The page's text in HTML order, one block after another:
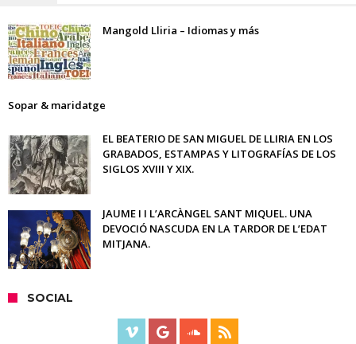
Mangold Lliria – Idiomas y más
Sopar & maridatge
EL BEATERIO DE SAN MIGUEL DE LLIRIA EN LOS
GRABADOS, ESTAMPAS Y LITOGRAFÍAS DE LOS
SIGLOS XVIII Y XIX.
JAUME I I L’ARCÀNGEL SANT MIQUEL. UNA
DEVOCIÓ NASCUDA EN LA TARDOR DE L’EDAT
MITJANA.
SOCIAL